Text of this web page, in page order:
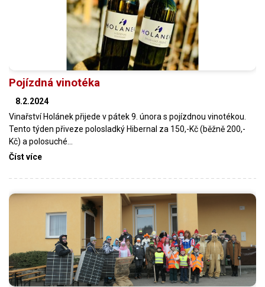
Pojízdná vinotéka
8.2.2024
Vinařství Holánek přijede v pátek 9. února s pojízdnou vinotékou.
Tento týden přiveze polosladký Hibernal za 150,-Kč (běžně 200,-
Kč) a polosuché…
Číst více